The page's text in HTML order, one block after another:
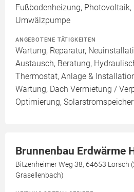
Fußbodenheizung, Photovoltaik,
Umwälzpumpe
ANGEBOTENE TÄTIGKEITEN
Wartung, Reparatur,
Austausch, Beratung,
Thermostat, Anlage &
Wartung, Dach Vermietung /
Optimierung,
Brunnenbau Erdwärme
Bitzenheimer Weg 38, 64653 Lorsch
Grasellenbach)